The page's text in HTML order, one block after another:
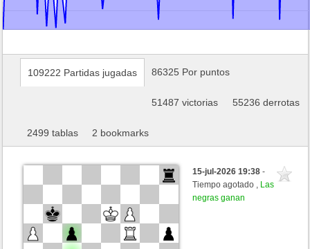
109222 Partidas jugadas 86325 Por puntos
51487 victorias 55236 derrotas
2499 tablas 2 bookmarks
15-jul-2026 19:38-
Tiempo agotado , Las
negras ganan